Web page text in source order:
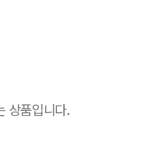
상품입니다.